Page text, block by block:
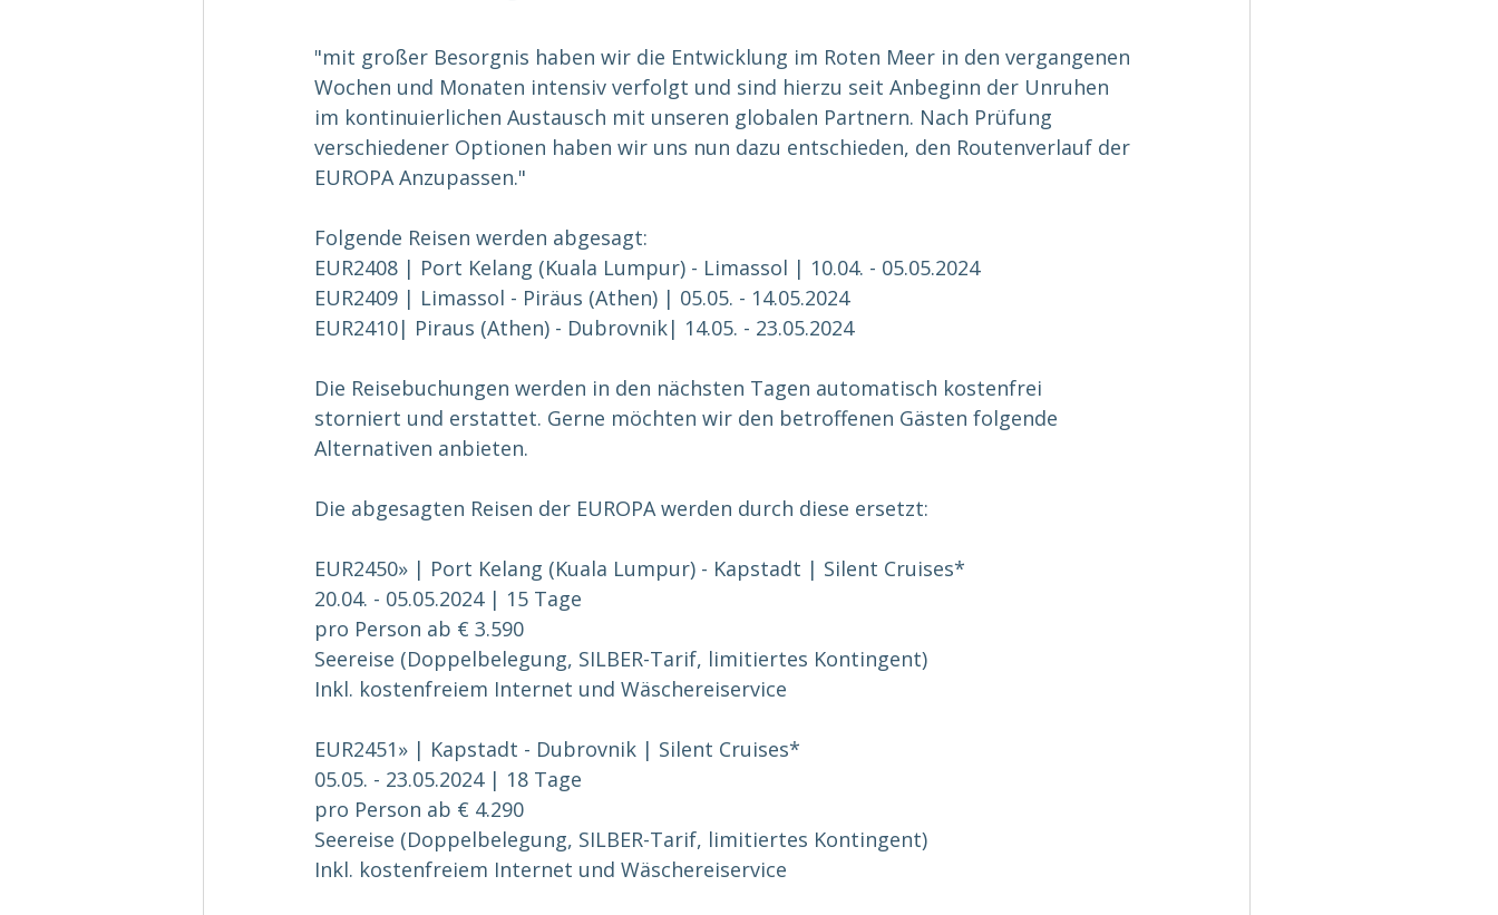
"mit großer Besorgnis haben wir die Entwicklung im Roten Meer in den vergangenen
Wochen und Monaten intensiv verfolgt und sind hierzu seit Anbeginn der Unruhen
im kontinuierlichen Austausch mit unseren globalen Partnern. Nach Prüfung
verschiedener Optionen haben wir uns nun dazu entschieden, den Routenverlauf der
EUROPA Anzupassen."
Folgende Reisen werden abgesagt:
EUR2408 | Port Kelang (Kuala Lumpur) - Limassol | 10.04. - 05.05.2024
EUR2409 | Limassol - Piräus (Athen) | 05.05. - 14.05.2024
EUR2410| Piraus (Athen) - Dubrovnik| 14.05. - 23.05.2024
Die Reisebuchungen werden in den nächsten Tagen automatisch kostenfrei
storniert und erstattet. Gerne möchten wir den betroffenen Gästen folgende
Alternativen anbieten.
Die abgesagten Reisen der EUROPA werden durch diese ersetzt:
EUR2450» | Port Kelang (Kuala Lumpur) - Kapstadt | Silent Cruises*
20.04. - 05.05.2024 | 15 Tage
pro Person ab € 3.590
Seereise (Doppelbelegung, SILBER-Tarif, limitiertes Kontingent)
Inkl. kostenfreiem Internet und Wäschereiservice
EUR2451» | Kapstadt - Dubrovnik | Silent Cruises*
05.05. - 23.05.2024 | 18 Tage
pro Person ab € 4.290
Seereise (Doppelbelegung, SILBER-Tarif, limitiertes Kontingent)
Inkl. kostenfreiem Internet und Wäschereiservice